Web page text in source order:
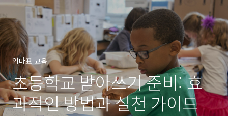
엄마표 교육
초등학교 받아쓰기 준비: 효
과적인 방법과 실천 가이드